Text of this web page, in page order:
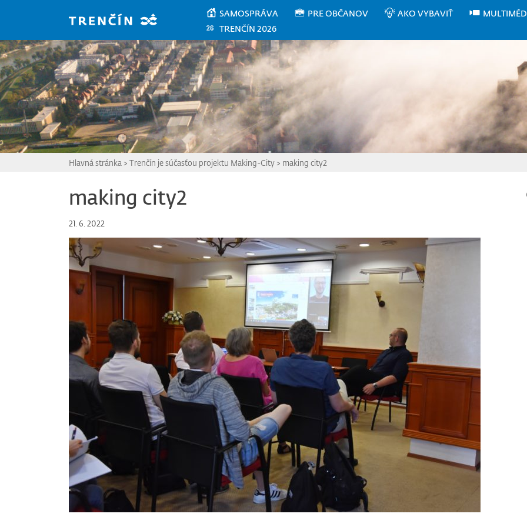
SAMOSPRÁVA PRE OBČANOV AKO VYBAVIŤ
TRENČÍN 2026
Hlavná stránka > Trenčín je súčasťou projektu Making-City> making city2
making city2
21. 6. 2022